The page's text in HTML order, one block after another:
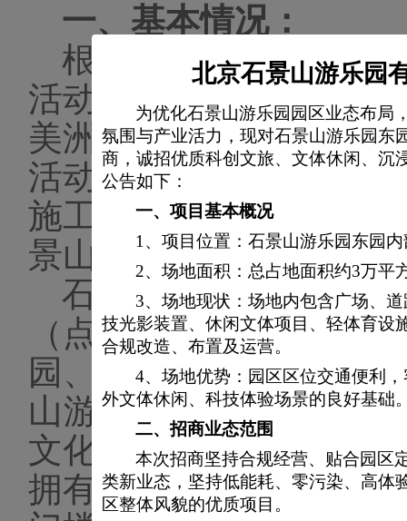
北京石景山游乐园
为优化石景山游乐园园区业态布局
氛围与产业活力，现对石景山游乐园东
商，诚招优质科创文旅、文体休闲、沉
公告如下：
一、项目基本概况
1、项目位置：石景山游乐园东园
2、场地面积：总占地面积约3万平
3、场地现状：场地内包含广场、
技光影装置、休闲文体项目、轻体育设
合规改造、布置及运营。
4、场地优势：园区区位交通便利
外文体休闲、科技体验场景的良好基础
二、招商业态范围
本次招商坚持合规经营、贴合园区
类新业态，坚持低能耗、零污染、高体
区整体风貌的优质项目。
一、 基本情况：
根据整体发展需要，
活动氛围装饰方案发布
美洲区、浪漫欧陆区、
活动主题方案（报名时
施工。本项目通过公开
景山游乐园有限公司，
石景山游乐园陆续
（点）、全国精神文明
园、北京市爱国主义教
山游乐园自1986年9月
文化积淀。是北京地区
拥有 哥特式的灰姑娘城